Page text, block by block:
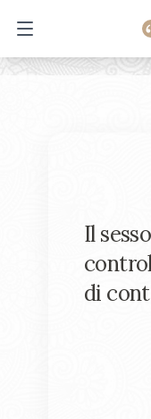
Open main menu
Il
di